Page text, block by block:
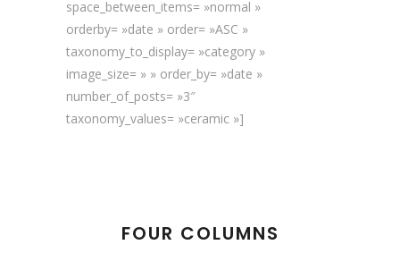
space_between_items= »normal »
orderby= »date » order= »ASC »
taxonomy_to_display= »category »
image_size= » » order_by= »date »
number_of_posts= »3″
taxonomy_values= »ceramic »]
FOUR COLUMNS